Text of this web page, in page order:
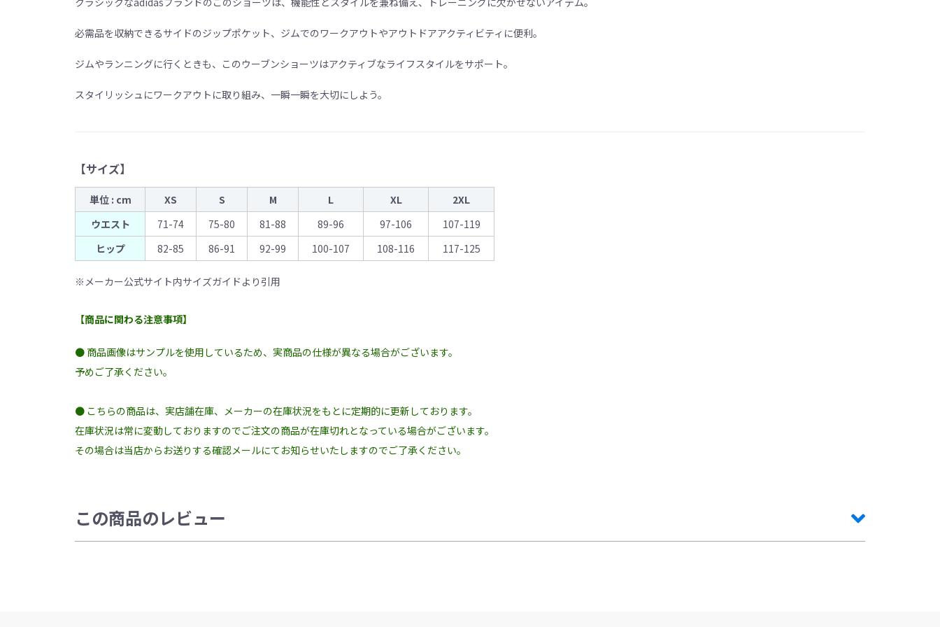
必需品を収納できるサイドのジップポケット、ジムでのワークアウトやアウトドアアクティビティに便利。
ジムやランニングに行くときも、このウーブンショーツはアクティブなライフスタイルをサポート。
スタイリッシュにワークアウトに取り組み、一瞬一瞬を大切にしよう。
【サイズ】
単位 : cm XS S M L XL
2XL
ウエスト
71-74 75-80 81-88 89-96 97-106
107-119
ヒップ
82-85 86-91 92-99 100-107 108-116 117-125
※メーカー公式サイト内サイズガイドより引用
【商品に関わる注意事項】
● 商品画像はサンプルを使用しているため、実商品の仕様が異なる場合がございます。
予めご了承ください。
● こちらの商品は、実店舗在庫、メーカーの在庫状況をもとに定期的に更新しております。
在庫状況は常に変動しておりますのでご注文の商品が在庫切れとなっている場合がございます。
その場合は当店からお送りする確認メールにてお知らせいたしますのでご了承ください。
この商品のレビュー